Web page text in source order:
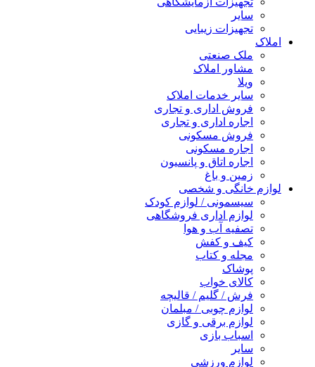
سایر
تجهیزات زیبایی
املاک
ملک صنعتی
مشاور املاک
ویلا
سایر خدمات املاک
فروش اداری و تجاری
اجاره اداری و تجاری
فروش مسکونی
اجاره مسکونی
اجاره اتاق و پانسیون
زمین و باغ
لوازم خانگی و شخصی
سیسمونی / لوازم کودک
لوازم اداری فروشگاهی
تصفیه آب و هوا
کیف و کفش
مجله و کتاب
پوشاک
کالای خواب
فرش / گلیم / قالیچه
لوازم چوبی / مبلمان
لوازم برقی و گازی
اسباب بازی
سایر
لوازم ورزشی